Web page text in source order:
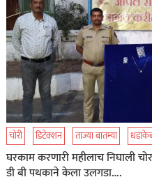
चोरी डिटेक्शन ताज्या बातम्या
घरकाम करणारी महीलाच निघाली
डी बी पथकाने केला उलगडा….